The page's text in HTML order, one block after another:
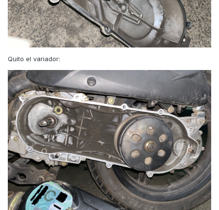
Quito el variador: